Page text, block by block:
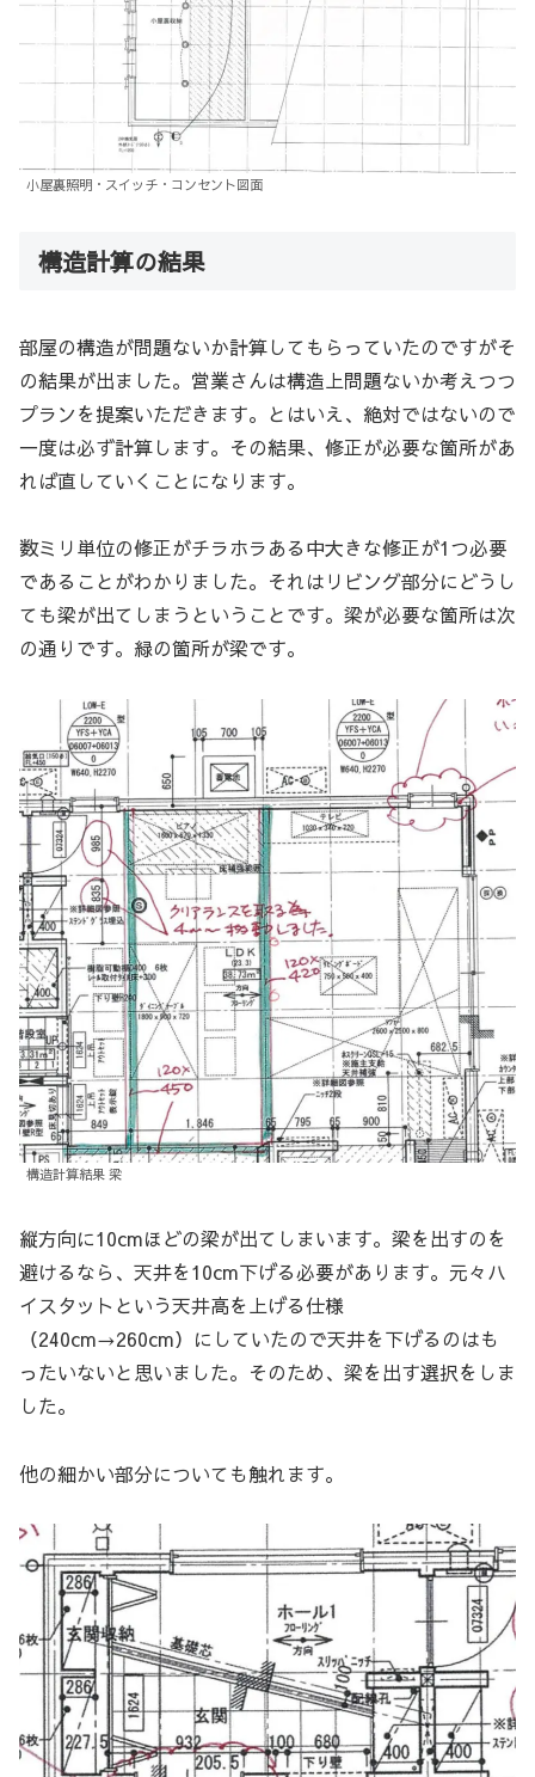
小屋裏照明・スイッチ・コンセント図面
構造計算の結果
部屋の構造が問題ないか計算してもらっていたのですがそ
の結果が出ました。営業さんは構造上問題ないか考えつつ
プランを提案いただきます。とはいえ、絶対ではないので
一度は必ず計算します。その結果、修正が必要な箇所があ
れば直していくことになります。
数ミリ単位の修正がチラホラある中大きな修正が1つ必要
であることがわかりました。それはリビング部分にどうし
ても梁が出てしまうということです。梁が必要な箇所は次
の通りです。緑の箇所が梁です。
構造計算結果 梁
縦方向に10cmほどの梁が出てしまいます。梁を出すのを
避けるなら、天井を10cm下げる必要があります。元々ハ
イスタットという天井高を上げる仕様
（240cm→260cm）にしていたので天井を下げるのはも
ったいないと思いました。そのため、梁を出す選択をしま
した。
他の細かい部分についても触れます。